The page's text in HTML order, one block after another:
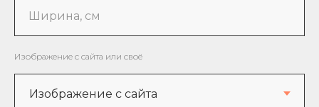
Ширина, см
Изображение с сайта или своё